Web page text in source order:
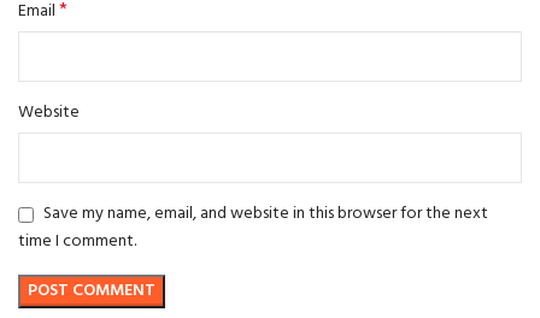
Email*
Website
Save my name, email, and website in this browser for the next
time I comment.